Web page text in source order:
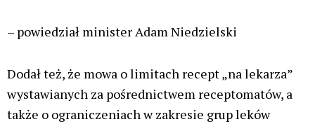
– powiedział minister Adam Niedzielski
Dodał też, że mowa o limitach recept „na lekarza”
wystawianych za pośrednictwem receptomatów, a
także o ograniczeniach w zakresie grup leków